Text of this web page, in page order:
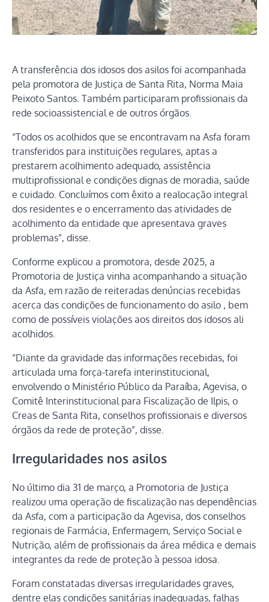
A transferência dos idosos dos asilos foi acompanhada
pela promotora de Justiça de Santa Rita, Norma Maia
Peixoto Santos. Também participaram profissionais da
rede socioassistencial e de outros órgãos.
“Todos os acolhidos que se encontravam na Asfa foram
transferidos para instituições regulares, aptas a
prestarem acolhimento adequado, assistência
multiprofissional e condições dignas de moradia, saúde
e cuidado. Concluímos com êxito a realocação integral
dos residentes e o encerramento das atividades de
acolhimento da entidade que apresentava graves
problemas”, disse.
Conforme explicou a promotora, desde 2025, a
Promotoria de Justiça vinha acompanhando a situação
da Asfa, em razão de reiteradas denúncias recebidas
acerca das condições de funcionamento do asilo , bem
como de possíveis violações aos direitos dos idosos ali
acolhidos.
“Diante da gravidade das informações recebidas, foi
articulada uma força-tarefa interinstitucional,
envolvendo o Ministério Público da Paraíba, Agevisa, o
Comitê Interinstitucional para Fiscalização de Ilpis, o
Creas de Santa Rita, conselhos profissionais e diversos
órgãos da rede de proteção”, disse.
Irregularidades nos asilos
No último dia 31 de março, a Promotoria de Justiça
realizou uma operação de fiscalização nas dependências
da Asfa, com a participação da Agevisa, dos conselhos
regionais de Farmácia, Enfermagem, Serviço Social e
Nutrição, além de profissionais da área médica e demais
integrantes da rede de proteção à pessoa idosa.
Foram constatadas diversas irregularidades graves,
dentre elas condições sanitárias inadequadas, falhas